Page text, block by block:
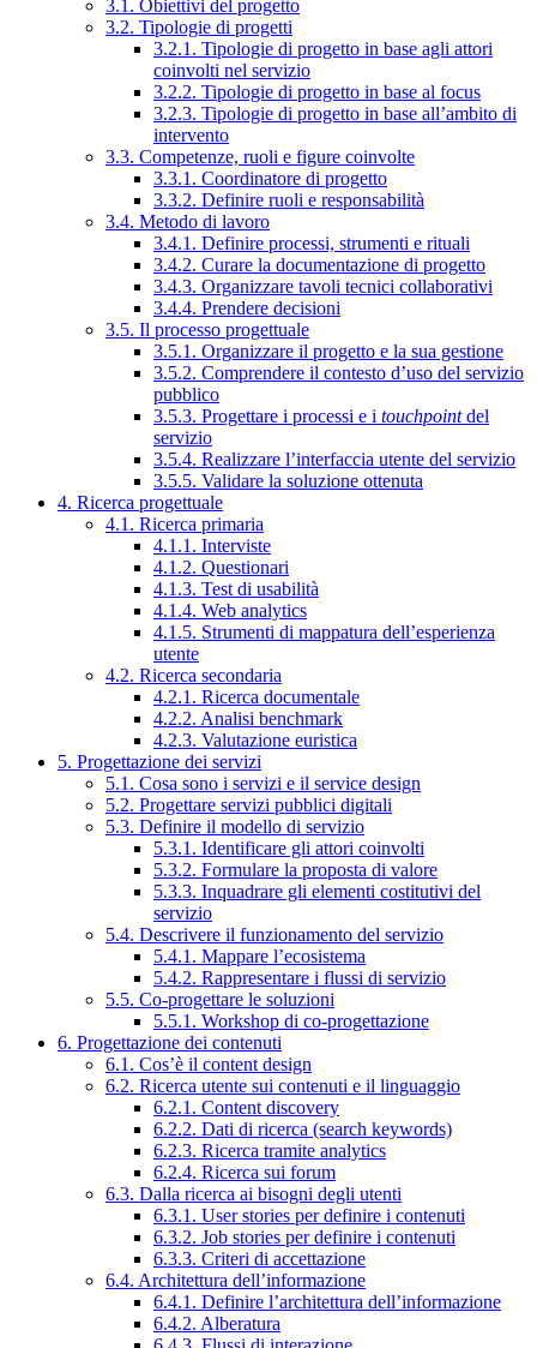
3.1. Obiettivi del progetto
3.2. Tipologie di progetti
3.2.1. Tipologie di progetto in base agli attori
coinvolti nel servizio
3.2.2. Tipologie di progetto in base al focus
3.2.3. Tipologie di progetto in base all’ambito di
intervento
3.3. Competenze, ruoli e figure coinvolte
3.3.1. Coordinatore di progetto
3.3.2. Definire ruoli e responsabilità
3.4. Metodo di lavoro
3.4.1. Definire processi, strumenti e rituali
3.4.2. Curare la documentazione di progetto
3.4.3. Organizzare tavoli tecnici collaborativi
3.4.4. Prendere decisioni
3.5. Il processo progettuale
3.5.1. Organizzare il progetto e la sua gestione
3.5.2. Comprendere il contesto d’uso del servizio
pubblico
3.5.3. Progettare i processi e i touchpointdel
servizio
3.5.4. Realizzare l’interfaccia utente del servizio
3.5.5. Validare la soluzione ottenuta
4. Ricerca progettuale
4.1. Ricerca primaria
4.1.1. Interviste
4.1.2. Questionari
4.1.3. Test di usabilità
4.1.4. Web analytics
4.1.5. Strumenti di mappatura dell’esperienza
utente
4.2. Ricerca secondaria
4.2.1. Ricerca documentale
4.2.2. Analisi benchmark
4.2.3. Valutazione euristica
5. Progettazione dei servizi
5.1. Cosa sono i servizi e il service design
5.2. Progettare servizi pubblici digitali
5.3. Definire il modello di servizio
5.3.1. Identificare gli attori coinvolti
5.3.2. Formulare la proposta di valore
5.3.3. Inquadrare gli elementi costitutivi del
servizio
5.4. Descrivere il funzionamento del servizio
5.4.1. Mappare l’ecosistema
5.4.2. Rappresentare i flussi di servizio
5.5. Co-progettare le soluzioni
5.5.1. Workshop di co-progettazione
6. Progettazione dei contenuti
6.1. Cos’è il content design
6.2. Ricerca utente sui contenuti e il linguaggio
6.2.1. Content discovery
6.2.2. Dati di ricerca (search keywords)
6.2.3. Ricerca tramite analytics
6.2.4. Ricerca sui forum
6.3. Dalla ricerca ai bisogni degli utenti
6.3.1. User stories per definire i contenuti
6.3.2. Job stories per definire i contenuti
6.3.3. Criteri di accettazione
6.4. Architettura dell’informazione
6.4.1. Definire l’architettura dell’informazione
6.4.2. Alberatura